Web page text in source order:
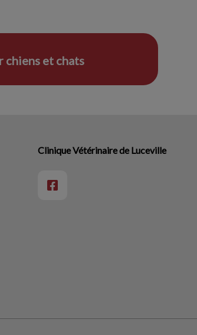
chiens et chats
Clinique Vétérinaire de Luceville